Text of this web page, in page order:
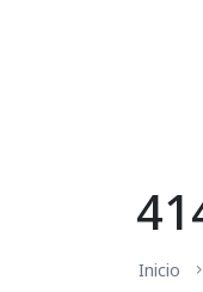
Inicio